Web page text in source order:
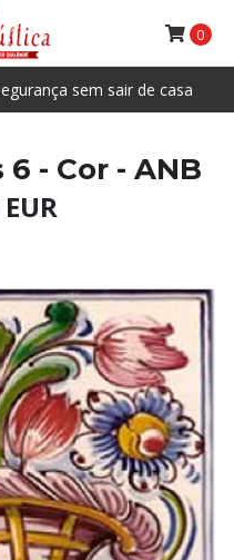
sem sair de casa
0
- Cor - ANB